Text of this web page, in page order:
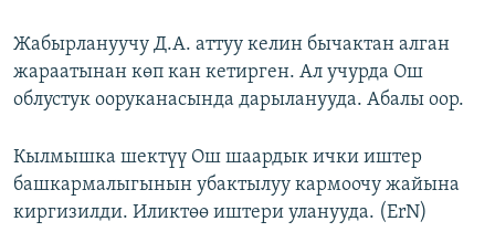
Жабырлануучу Д.А. аттуу келин бычактан алган
жараатынан көп кан кетирген. Ал учурда Ош
облустук ооруканасында дарыланууда. Абалы оор.
Кылмышка шектүү Ош шаардык ички иштер
башкармалыгынын убактылуу кармоочу жайына
киргизилди. Иликтөө иштери уланууда. (ErN)